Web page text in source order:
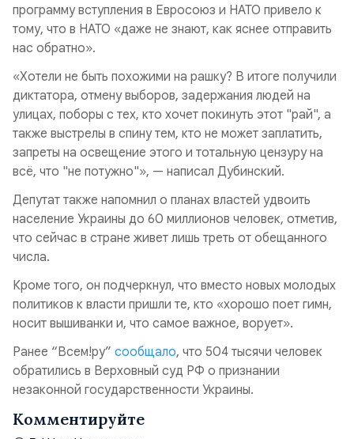
программу вступления в Евросоюз и НАТО привело к
тому, что в НАТО «даже не знают, как яснее отправить
нас обратно».
«Хотели не быть похожими на рашку? В итоге получили
диктатора, отмену выборов, задержания людей на
улицах, поборы с тех, кто хочет покинуть этот "рай", а
также выстрелы в спину тем, кто не может заплатить,
запреты на освещение этого и тотальную цензуру на
всё, что "не потужно"», — написал Дубинский.
Депутат также напомнил о планах властей удвоить
население Украины до 60 миллионов человек, отметив,
что сейчас в стране живет лишь треть от обещанного
числа.
Кроме того, он подчеркнул, что вместо новых молодых
политиков к власти пришли те, кто «хорошо поет гимн,
носит вышиванки и, что самое важное, ворует».
Ранее “Всем!ру” сообщало, что 504 тысячи человек
обратились в Верховный суд РФ о признании
незаконной государственности Украины.
Комментируйте